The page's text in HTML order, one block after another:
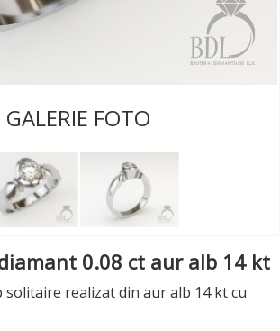
GALERIE FOTO
0.08 ct aur alb 14 kt
solitaire realizat din aur alb 14 kt cu